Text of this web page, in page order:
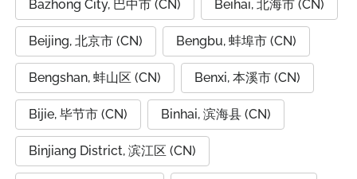
Bazhong City, 巴中市 (CN) Beihai, 北海市 (CN)
Beijing, 北京市 (CN) Bengbu, 蚌埠市 (CN)
Bengshan, 蚌山区 (CN) Benxi, 本溪市 (CN)
Bijie, 毕节市 (CN) Binhai, 滨海县 (CN)
Binjiang District, 滨江区 (CN)